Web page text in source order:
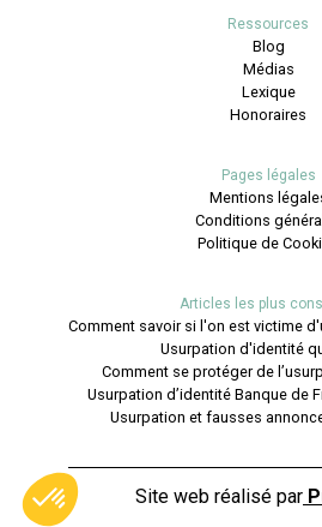
Ressources
Blog
Médias
Lexique
Honoraires
Pages légales
Mentions
Conditions
Politique de
Articles les plus
Comment savoir si l'on est victime
Usurpation d'identité
Comment se protéger de
Usurpation d’identité Banque de
Usurpation et fausses
Site web réalisé par